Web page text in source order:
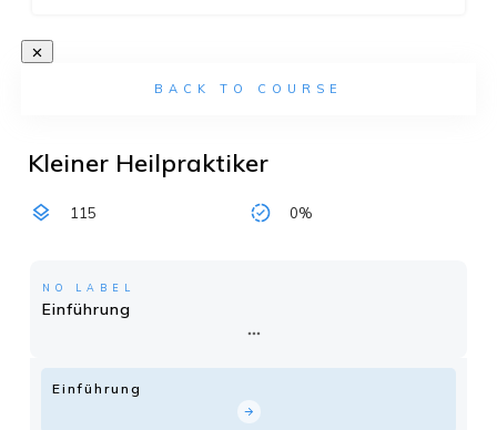
BACK TO COURSE
Kleiner Heilpraktiker
115 0%
NO LABEL
Einführung
Einführung